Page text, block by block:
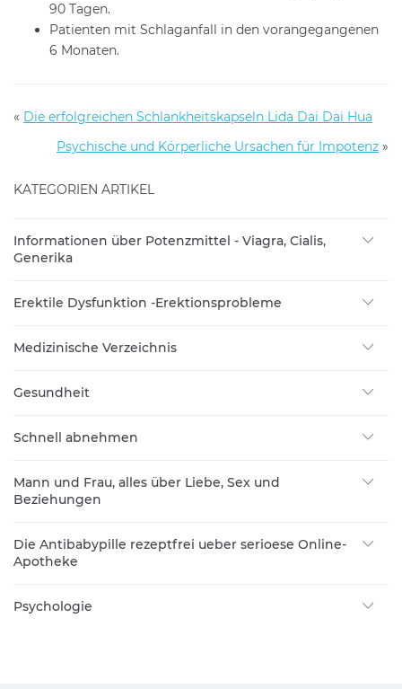
90 Tagen.
Patienten mit Schlaganfall in den vorangegangenen
6 Monaten.
« Die erfolgreichen Schlankheitskapseln Lida Dai Dai Hua
Psychische und Körperliche Ursachen für Impotenz »
KATEGORIEN ARTIKEL
Informationen über Potenzmittel - Viagra, Cialis,
Generika
Erektile Dysfunktion -Erektionsprobleme
Medizinische Verzeichnis
Gesundheit
Schnell abnehmen
Mann und Frau, alles über Liebe, Sex und
Beziehungen
Die Antibabypille rezeptfrei ueber serioese Online-
Apotheke
Psychologie